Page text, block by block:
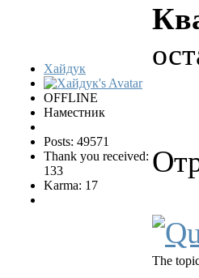
Хайдук
OFFLINE
Наместник
Posts: 49571
Thank you received:
133
Karma: 17
The